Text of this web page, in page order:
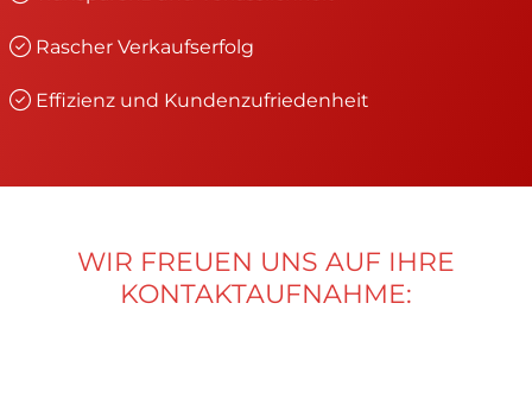
Rascher Verkaufserfolg
Effizienz und Kundenzufriedenheit
WIR FREUEN UNS AUF IHRE
KONTAKTAUFNAHME: